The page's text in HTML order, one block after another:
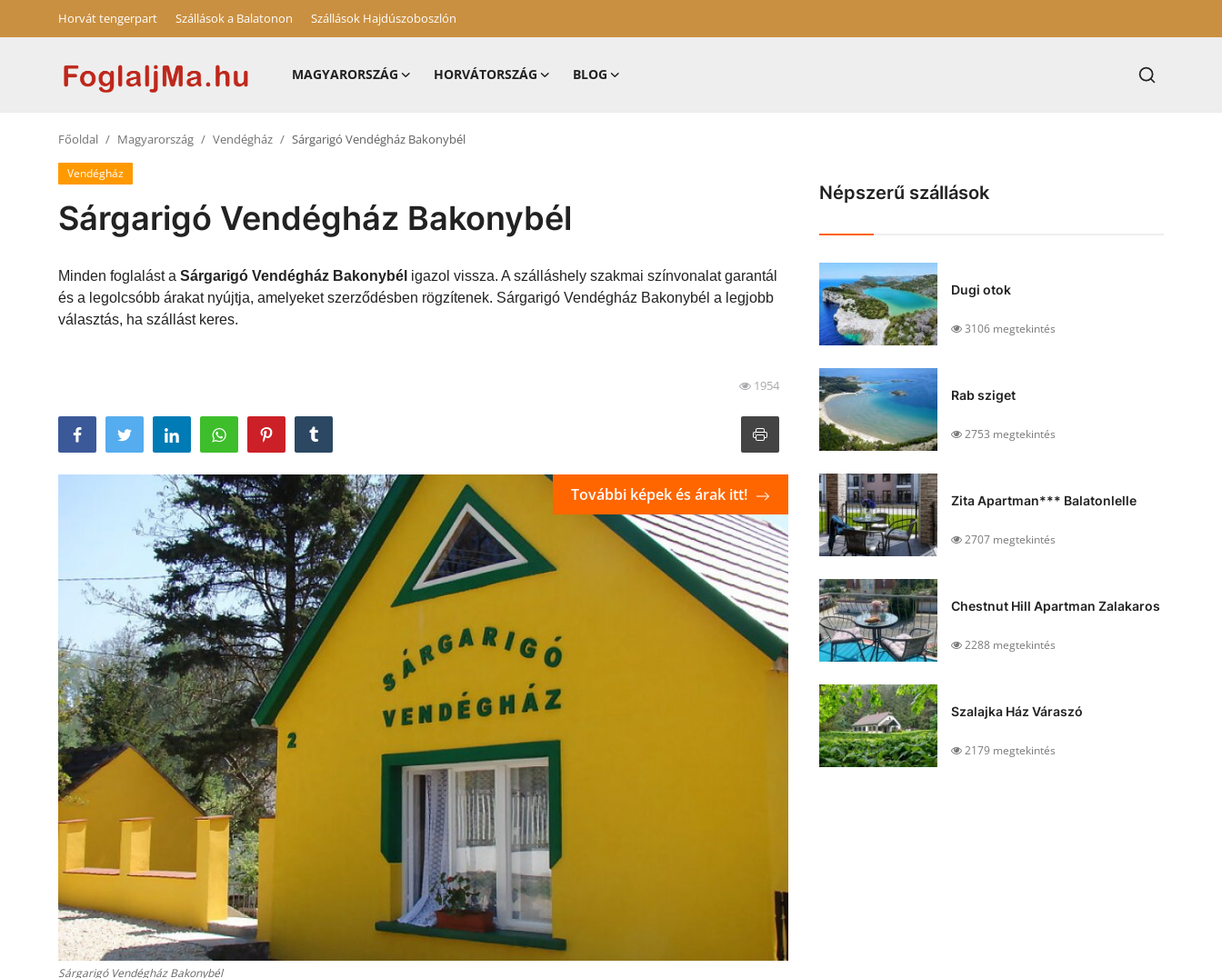
Horvát tengerpart Szállások a Balatonon Szállások Hajdúszoboszlón
MAGYARORSZÁG HORVÁTORSZÁG BLOG
Szállások a Balatonon
Szállások Hajdúszoboszlón
Főoldal Magyarország Vendégház Sárgarigó Vendégház Bakonybél
Vendégház
Sárgarigó Vendégház Bakonybél
Minden foglalást a Sárgarigó Vendégház Bakonybél igazol vissza. A szálláshely szakmai színvonalat garantál
és a legolcsóbb árakat nyújtja, amelyeket szerződésben rögzítenek. Sárgarigó Vendégház Bakonybél a legjobb
választás, ha szállást keres.
1954
Sárgarigó Vendégház Bakonybél
További képek és árak itt!
Népszerű szállások
Dugi otok
3106 megtekintés
Rab sziget
2753 megtekintés
Zita Apartman*** Balatonlelle
2707 megtekintés
Chestnut Hill Apartman Zalakaros
2288 megtekintés
Szalajka Ház Váraszó
2179 megtekintés